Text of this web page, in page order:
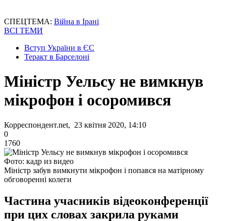
СПЕЦТЕМА: Війна в Ірані
ВСІ ТЕМИ
Вступ України в ЄС
Теракт в Барселоні
Міністр Уельсу не вимкнув
мікрофон і осоромився
Корреспондент.net, 23 квітня 2020, 14:10
0
1760
Фото: кадр из видео
Міністр забув вимкнути мікрофон і попався на матірному
обговоренні колеги
Частина учасників відеоконференції
при цих словах закрила руками